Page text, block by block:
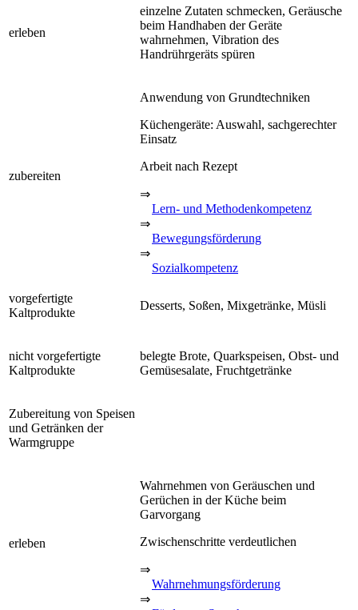
erleben
einzelne Zutaten schmecken, Geräusche
beim Handhaben der Geräte
wahrnehmen, Vibration des
Handrührgeräts spüren
zubereiten
Anwendung von Grundtechniken
Küchengeräte: Auswahl, sachgerechter
Einsatz
Arbeit nach Rezept
⇒
Lern- und Methodenkompetenz
⇒
Bewegungsförderung
⇒
Sozialkompetenz
vorgefertigte
Kaltprodukte
Desserts, Soßen, Mixgetränke, Müsli
nicht vorgefertigte
Kaltprodukte
belegte Brote, Quarkspeisen, Obst- und
Gemüsesalate, Fruchtgetränke
Zubereitung von Speisen
und Getränken der
Warmgruppe
erleben
Wahrnehmen von Geräuschen und
Gerüchen in der Küche beim
Garvorgang
Zwischenschritte verdeutlichen
⇒
Wahrnehmungsförderung
⇒